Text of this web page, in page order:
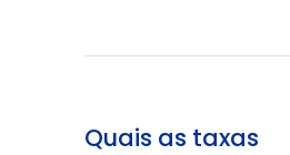
Quais as taxas